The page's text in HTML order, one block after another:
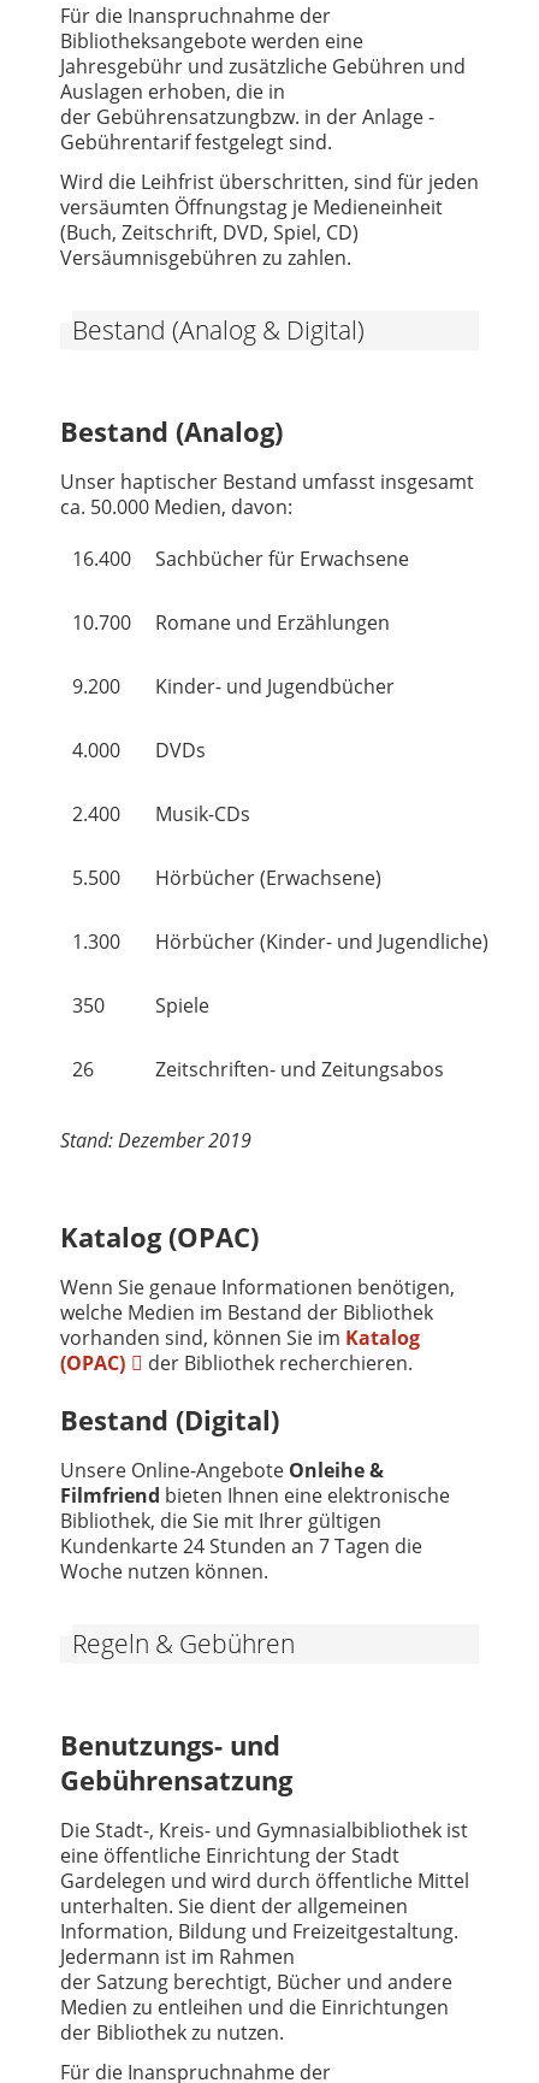
Für die Inanspruchnahme der
Bibliotheksangebote werden eine
Jahresgebühr und zusätzliche Gebühren und
Auslagen erhoben, die in
der Gebührensatzungbzw. in der Anlage -
Gebührentarif festgelegt sind.
Wird die Leihfrist überschritten, sind für jeden
versäumten Öffnungstag je Medieneinheit
(Buch, Zeitschrift, DVD, Spiel, CD)
Versäumnisgebühren zu zahlen.
Bestand (Analog & Digital)
Bestand (Analog)
Unser haptischer Bestand umfasst insgesamt
ca. 50.000 Medien, davon:
16.400
Sachbücher für Erwachsene
10.700 Romane und Erzählungen
9.200 Kinder- und Jugendbücher
4.000 DVDs
2.400 Musik-CDs
5.500 Hörbücher (Erwachsene)
1.300 Hörbücher (Kinder- und Jugendliche)
350 Spiele
26 Zeitschriften- und Zeitungsabos
Stand: Dezember 2019
Katalog (OPAC)
Wenn Sie genaue Informationen benötigen,
welche Medien im Bestand der Bibliothek
vorhanden sind, können Sie im Katalog
(OPAC)
der Bibliothek recherchieren.
Bestand (Digital)
Unsere Online-Angebote Onleihe &
Filmfriend bieten Ihnen eine elektronische
Bibliothek, die Sie mit Ihrer gültigen
Kundenkarte 24 Stunden an 7 Tagen die
Woche nutzen können.
Regeln & Gebühren
Benutzungs- und
Gebührensatzung
Die Stadt-, Kreis- und Gymnasialbibliothek ist
eine öffentliche Einrichtung der Stadt
Gardelegen und wird durch öffentliche Mittel
unterhalten. Sie dient der allgemeinen
Information, Bildung und Freizeitgestaltung.
Jedermann ist im Rahmen
der Satzung berechtigt, Bücher und andere
Medien zu entleihen und die Einrichtungen
der Bibliothek zu nutzen.
Für die Inanspruchnahme der